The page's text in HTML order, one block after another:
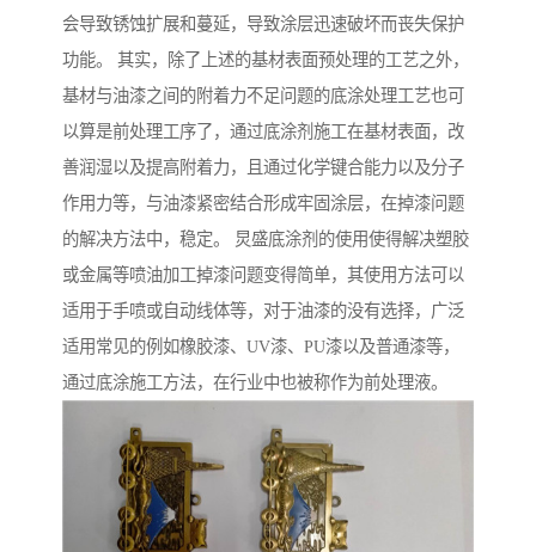
会导致锈蚀扩展和蔓延，导致涂层迅速破坏而丧失保护
功能。 其实，除了上述的基材表面预处理的工艺之外，
基材与油漆之间的附着力不足问题的底涂处理工艺也可
以算是前处理工序了，通过底涂剂施工在基材表面，改
善润湿以及提高附着力，且通过化学键合能力以及分子
作用力等，与油漆紧密结合形成牢固涂层，在掉漆问题
的解决方法中，稳定。 炅盛底涂剂的使用使得解决塑胶
或金属等喷油加工掉漆问题变得简单，其使用方法可以
适用于手喷或自动线体等，对于油漆的没有选择，广泛
适用常见的例如橡胶漆、UV漆、PU漆以及普通漆等，
通过底涂施工方法，在行业中也被称作为前处理液。